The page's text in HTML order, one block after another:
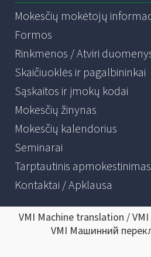
Mokesčių mokėtojų
Formos
Rinkmenos / Atviri
Skaičiuoklės ir pagalbininkai
Sąskaitos ir įmokų kodai
Mokesčių žinynas
Mokesčių kalendorius
Seminarai
Tarptautinis apmokestinimas
Kontaktai / Apklausa
VMI Machine translation /
VMI Машинний